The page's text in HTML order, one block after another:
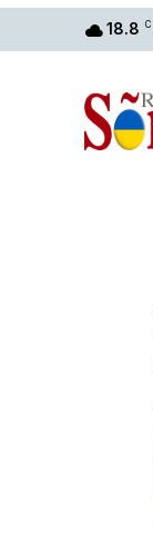
18.8 C